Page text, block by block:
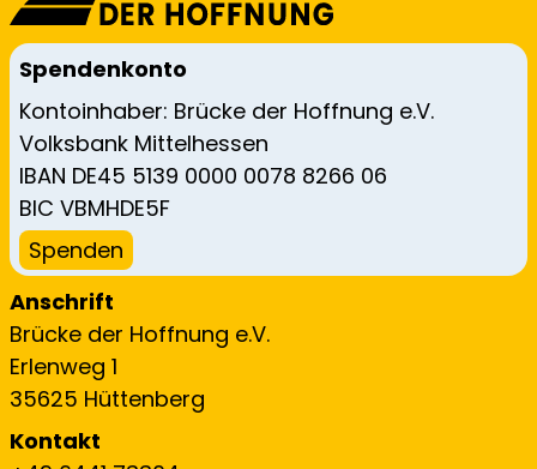
Spendenkonto
Kontoinhaber: Brücke der Hoffnung e.V.
Volksbank Mittelhessen
IBAN DE45 5139 0000 0078 8266 06
BIC VBMHDE5F
Spenden
Anschrift
Brücke der Hoffnung e.V.
Erlenweg 1
35625 Hüttenberg
Kontakt